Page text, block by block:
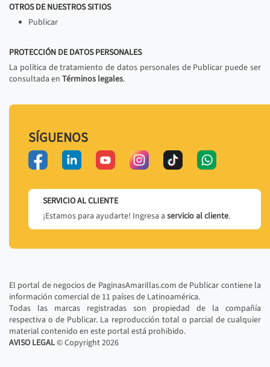
OTROS DE NUESTROS SITIOS
Publicar
PROTECCIÓN DE DATOS PERSONALES
La política de tratamiento de datos personales de Publicar puede ser
consultada en Términos legales.
SÍGUENOS
SERVICIO AL CLIENTE
¡Estamos para ayudarte! Ingresa a servicio al cliente.
El portal de negocios de PaginasAmarillas.com de Publicar contiene la
información comercial de 11 países de Latinoamérica.
Todas las marcas registradas son propiedad de la compañía
respectiva o de Publicar. La reproducción total o parcial de cualquier
material contenido en este portal está prohibido.
AVISO LEGAL© Copyright2026